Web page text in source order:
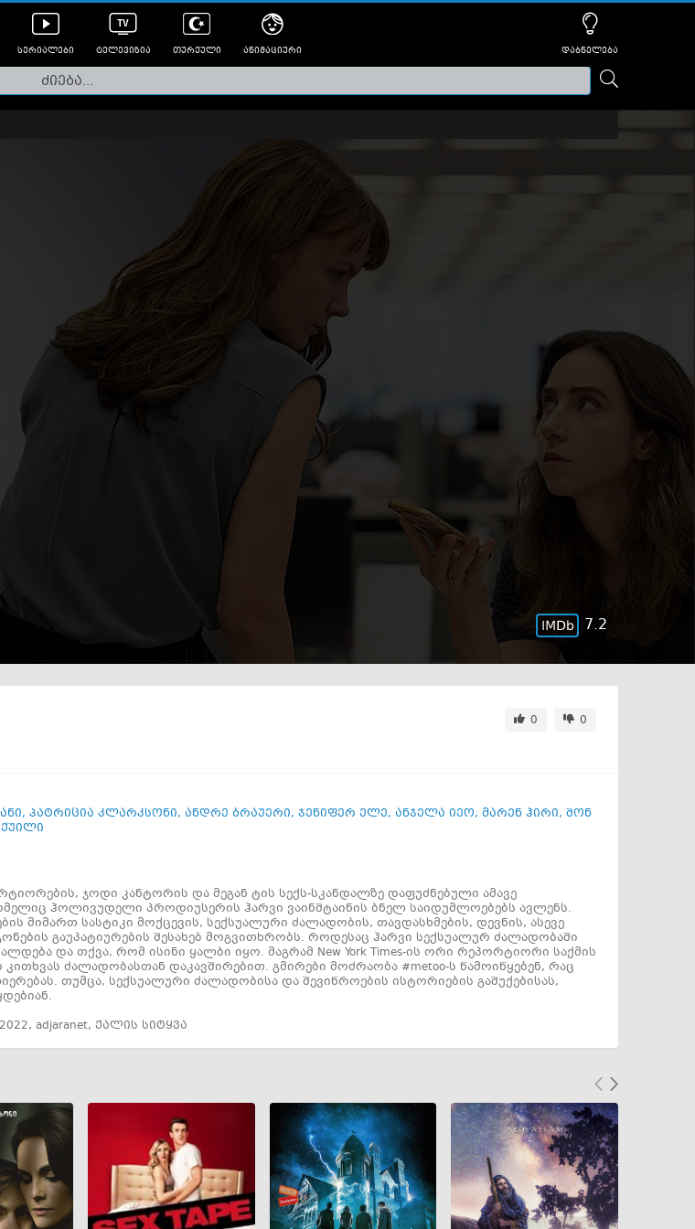
სერიალები ტელევიზია თურქული ანიმაციური დაბნელება
7.2
0
0
, პატრიცია კლარკსონი, ანდრე ბრაუერი, ჯენიფერ ელე, ანჯელა იეო, მარენ ჰირი, შონ
ჯოდი კანტორის და მეგან ტის სექს-სკანდალზე დაფუძნებული ამავე
ჰოლივუდელი პროდიუსერის ჰარვი ვაინშტაინის ბნელ საიდუმლოებებს ავლენს.
მიმართ სასტიკი მოქცევის, სექსუალური ძალადობის, თავდასხმების, დევნის, ასევე
გაუპატიურების შესახებ მოგვითხრობს. როდესაც ჰარვი სექსუალურ ძალადობაში
და თქვა, რომ ისინი ყალბი იყო. მაგრამ New York Times-ის ორი რეპორტიორი საქმის
კითხვას ძალადობასთან დაკავშირებით. გმირები მოძრაობა #metoo-ს წამოიწყებენ, რაც
თუმცა, სექსუალური ძალადობისა და შევიწროების ისტორიების გაშუქებისას,
2022, adjaranet, ქალის სიტყვა